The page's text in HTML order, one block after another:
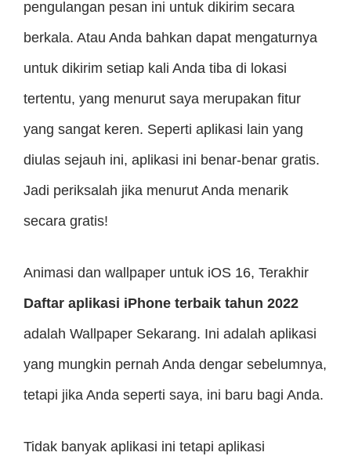
pengulangan pesan ini untuk dikirim secara
berkala. Atau Anda bahkan dapat mengaturnya
untuk dikirim setiap kali Anda tiba di lokasi
tertentu, yang menurut saya merupakan fitur
yang sangat keren. Seperti aplikasi lain yang
diulas sejauh ini, aplikasi ini benar-benar gratis.
Jadi periksalah jika menurut Anda menarik
secara gratis!
Animasi dan wallpaper untuk iOS 16, Terakhir
Daftar aplikasi iPhone terbaik tahun 2022
adalah Wallpaper Sekarang. Ini adalah aplikasi
yang mungkin pernah Anda dengar sebelumnya,
tetapi jika Anda seperti saya, ini baru bagi Anda.
Tidak banyak aplikasi ini tetapi aplikasi